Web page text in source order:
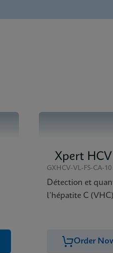
Xpert
GXHCV-VL-FS-CA-10
Détection et
l’hépatite C
Order